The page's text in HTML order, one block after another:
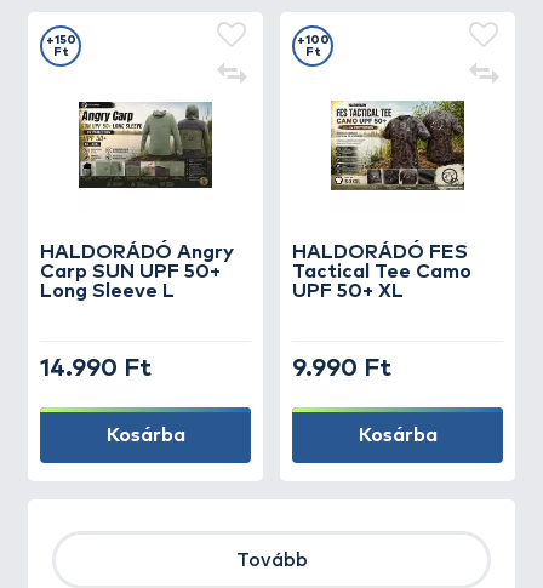
HALDORÁDÓ Angry
Carp SUN UPF 50+
Long Sleeve L
+150
Ft
14.990 Ft
Kosárba
HALDORÁDÓ FES
Tactical Tee Camo
UPF 50+ XL
+100
Ft
9.990 Ft
Kosárba
Tovább